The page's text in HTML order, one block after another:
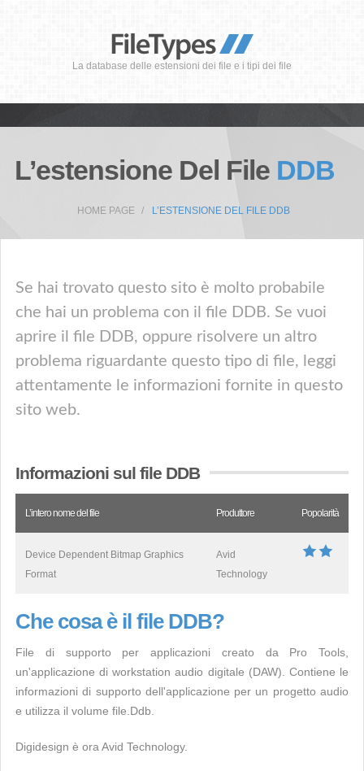
La database delle estensioni dei file e i tipi dei file
L’estensione Del File DDB
HOME PAGE L’ESTENSIONE DEL FILE DDB
Se hai trovato questo sito è molto probabile
che hai un problema con il file DDB. Se vuoi
aprire il file DDB, oppure risolvere un altro
problema riguardante questo tipo di file, leggi
attentamente le informazioni fornite in questo
sito web.
Informazioni sul file DDB
L’intero nome del file Produttore Popolarità
Device Dependent Bitmap Graphics
Format
Avid
Technology
Che cosa è il file DDB?
File di supporto per applicazioni creato da Pro Tools,
un'applicazione di workstation audio digitale (DAW). Contiene le
informazioni di supporto dell'applicazione per un progetto audio
e utilizza il volume file.Ddb.
Digidesign è ora Avid Technology.